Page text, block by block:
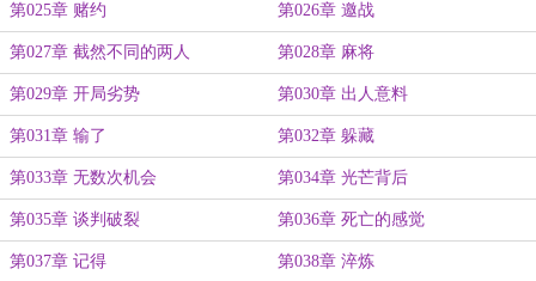
第025章 赌约 第026章 邀战
第027章 截然不同的两人 第028章 麻将
第029章 开局劣势 第030章 出人意料
第031章 输了 第032章 躲藏
第033章 无数次机会 第034章 光芒背后
第035章 谈判破裂 第036章 死亡的感觉
第037章 记得 第038章 淬炼